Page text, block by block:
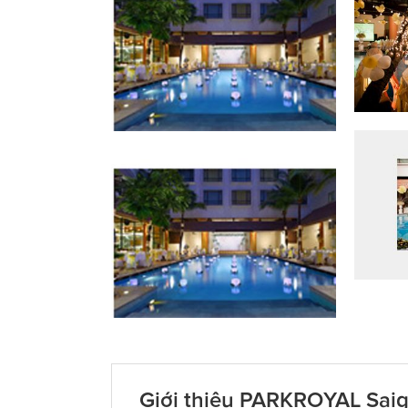
Giới thiệu PARKROYAL